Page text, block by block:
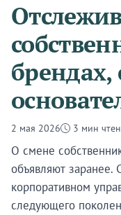
2 мая 2026 3 мин
О смене
объявляют
корпоративном
следующего